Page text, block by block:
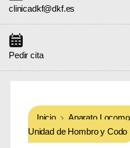
clinicadkf@dkf.es
Pedir cita
Inicio Aparato
Unidad de Hombro y Codo